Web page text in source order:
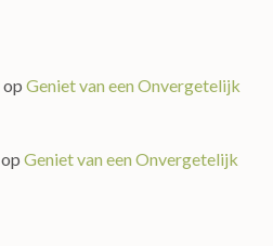
op Geniet van een Onvergetelijk
op Geniet van een Onvergetelijk